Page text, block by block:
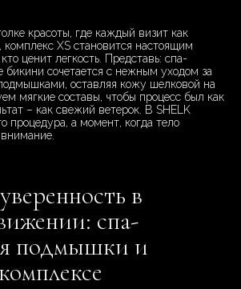
красоты, где каждый визит как
комплекс XS становится настоящим
ценит легкость. Представь: спа-
бикини сочетается с нежным уходом за
оставляя кожу шелковой на
мягкие составы, чтобы процесс был как
– как свежий ветерок. В SHELK
процедура, а момент, когда тело
в
спа-
подмышки и